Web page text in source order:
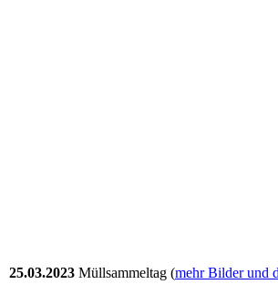
25.03.2023 Müllsammeltag (mehr Bilder und